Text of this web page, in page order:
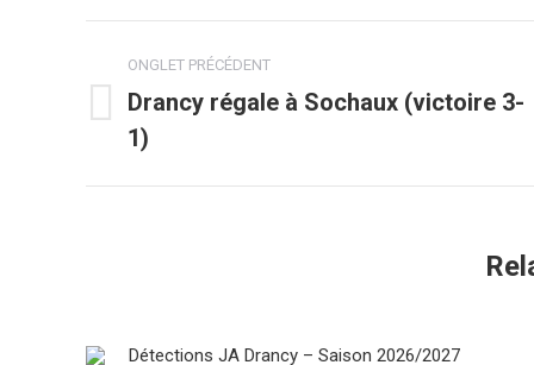
Navigation
de
commentaire
ONGLET PRÉCÉDENT
Onglet
précédent
Drancy régale à Sochaux (victoire 3-
1)
Détections JA Drancy – Saison 2026/2027